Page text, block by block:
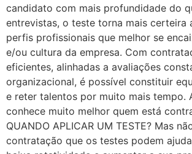
candidato com mais profundidade do
entrevistas, o teste torna mais certeira
perfis profissionais que melhor se
e/ou cultura da empresa. Com
eficientes, alinhadas a avaliações
organizacional, é possível constituir
e reter talentos por muito mais tempo.
conhece muito melhor quem está
QUANDO APLICAR UM TESTE? Mas
contratação que os testes podem